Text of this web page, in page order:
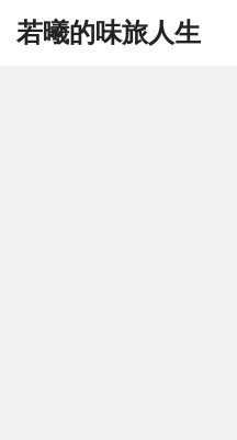
若曦的味旅人生